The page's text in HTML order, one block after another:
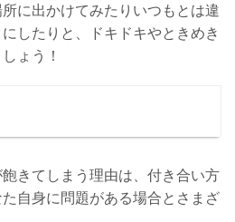
に出かけてみたりいつもとは違
したりと、ドキドキやときめき
ょう！
きてしまう理由は、付き合い方
自身に問題がある場合とさまざ